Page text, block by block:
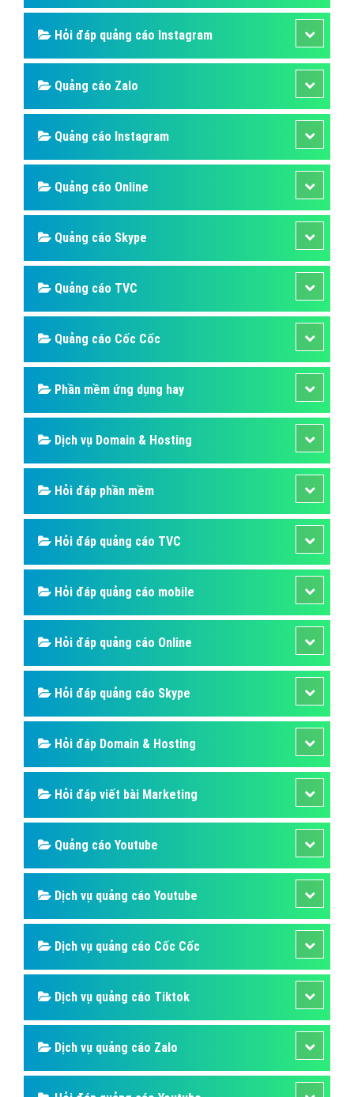
Hỏi đáp quảng cáo Instagram
Quảng cáo Zalo
Quảng cáo Instagram
Quảng cáo Online
Quảng cáo Skype
Quảng cáo TVC
Quảng cáo Cốc Cốc
Phần mềm ứng dụng hay
Dịch vụ Domain & Hosting
Hỏi đáp phần mềm
Hỏi đáp quảng cáo TVC
Hỏi đáp quảng cáo mobile
Hỏi đáp quảng cáo Online
Hỏi đáp quảng cáo Skype
Hỏi đáp Domain & Hosting
Hỏi đáp viết bài Marketing
Quảng cáo Youtube
Dịch vụ quảng cáo Youtube
Dịch vụ quảng cáo Cốc Cốc
Dịch vụ quảng cáo Tiktok
Dịch vụ quảng cáo Zalo